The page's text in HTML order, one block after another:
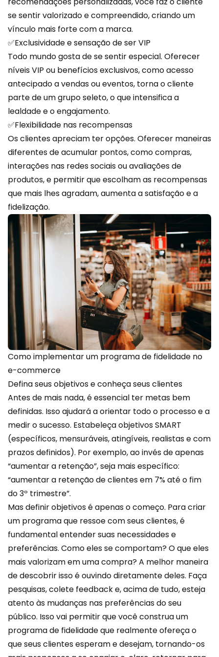
se sentir valorizado e compreendido, criando um
vínculo mais forte com a marca.
✅Exclusividade e sensação de ser VIP
Todo mundo gosta de se sentir especial. Oferecer
níveis VIP ou benefícios exclusivos, como acesso
antecipado a vendas ou eventos, torna o cliente
parte de um grupo seleto, o que intensifica a
lealdade e o engajamento.
✅Flexibilidade nas recompensas
Os clientes apreciam ter opções. Oferecer maneiras
diferentes de acumular pontos, como compras,
interações nas redes sociais ou avaliações de
produtos, e permitir que escolham as recompensas
que mais lhes agradam, aumenta a satisfação e a
fidelização.
Como implementar um programa de fidelidade no
e-commerce
Defina seus objetivos e conheça seus clientes
Antes de mais nada, é essencial ter metas bem
definidas. Isso ajudará a orientar todo o processo e a
medir o sucesso. Estabeleça objetivos SMART
(específicos, mensuráveis, atingíveis, realistas e com
prazos definidos). Por exemplo, ao invés de apenas
“aumentar a retenção”, seja mais específico:
“aumentar a retenção de clientesem 7% até o fim
do 3º trimestre”.
Mas definir objetivos é apenas o começo. Para criar
um programa que ressoe com seus clientes, é
fundamental entender suas necessidades e
preferências. Como eles se comportam? O que eles
mais valorizam em uma compra? A melhor maneira
de descobrir isso é ouvindo diretamente deles. Faça
pesquisas, colete feedback e, acima de tudo, esteja
atento às mudanças nas preferências do seu
público. Isso vai permitir que você construa um
programa de fidelidade que realmente ofereça o
que seus clientes esperam e desejam, tornando-os